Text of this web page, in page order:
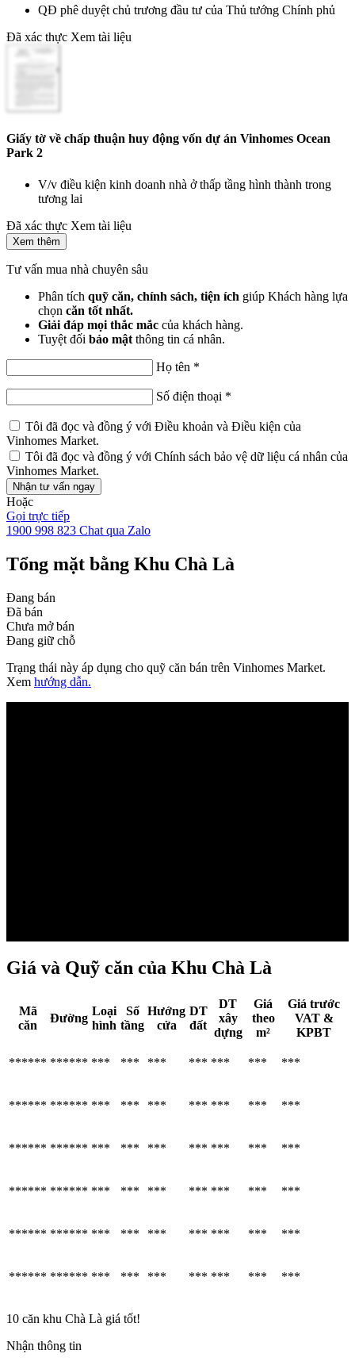
QĐ phê duyệt chủ trương đầu tư của Thủ tướng Chính phủ
Đã xác thực Xem tài liệu
Giấy tờ về chấp thuận huy động vốn dự án Vinhomes Ocean
Park 2
V/v điều kiện kinh doanh nhà ở thấp tầng hình thành trong
tương lai
Đã xác thực Xem tài liệu
Xem thêm
Tư vấn mua nhà chuyên sâu
Phân tích quỹ căn, chính sách, tiện ích giúp Khách hàng lựa
chọn căn tốt nhất.
Giải đáp mọi thắc mắc của khách hàng.
Tuyệt đối bảo mật thông tin cá nhân.
Họ tên *
Số điện thoại *
Tôi đã đọc và đồng ý với Điều khoản và Điều kiện của
Vinhomes Market.
Tôi đã đọc và đồng ý với Chính sách bảo vệ dữ liệu cá nhân của
Vinhomes Market.
Nhận tư vấn ngay
Hoặc
Gọi trực tiếp
1900 998 823 Chat qua Zalo
Tổng mặt bằng Khu Chà Là
Đang bán
Đã bán
Chưa mở bán
Đang giữ chỗ
Trạng thái này áp dụng cho quỹ căn bán trên Vinhomes Market.
Xem hướng dẫn.
Giá và Quỹ căn của Khu Chà Là
Mã
căn
Đường
Loại
hình
Số
tầng
Hướng
cửa
DT
đất
DT
xây
dựng
Giá
theo
m²
Giá trước
VAT &
KPBT
****** ****** *** *** *** *** *** *** ***
****** ****** *** *** *** *** *** *** ***
****** ****** *** *** *** *** *** *** ***
****** ****** *** *** *** *** *** *** ***
****** ****** *** *** *** *** *** *** ***
****** ****** *** *** *** *** *** *** ***
10 căn khu Chà Là giá tốt!
Nhận thông tin